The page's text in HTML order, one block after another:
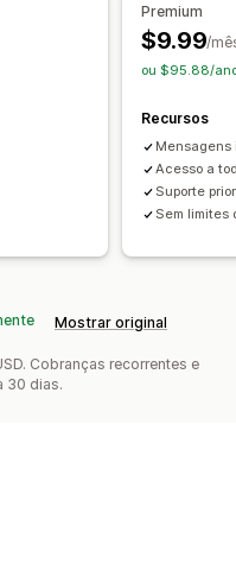
Premium
$9.99/
ou $95.88/
Recursos
Mensagens
Acesso a
Suporte
Sem limites
Mostrar original
Cobranças recorrentes e
30 dias.